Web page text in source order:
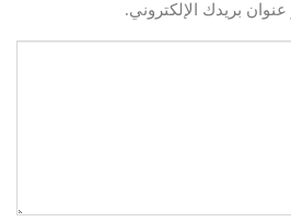
بريدك الإلكتروني.